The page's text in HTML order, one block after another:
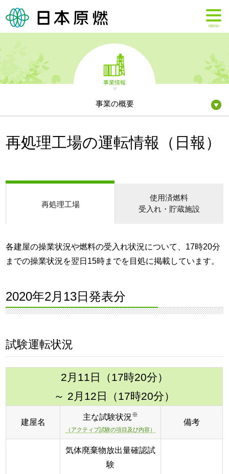
MENU
事業情報
事業の概要
再処理工場の運転情報（日報）
再処理工場
使用済燃料
受入れ・貯蔵施設
各建屋の操業状況や燃料の受入れ状況について、17時20分
までの操業状況を翌日15時までを目処に掲載しています。
2020年2月13日発表分
試験運転状況
2月11日（17時20分）
～ 2月12日（17時20分）
建屋名
主な試験状況※
（アクティブ試験の項目及び内容）
備考
気体廃棄物放出量確認試
験